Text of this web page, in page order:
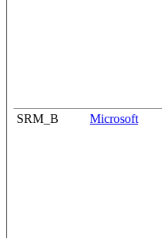
SRM_B
Microsoft